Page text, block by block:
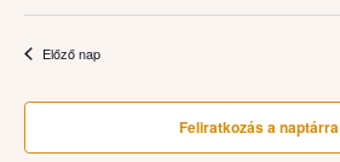
Előző nap
Feliratkozás a naptárra